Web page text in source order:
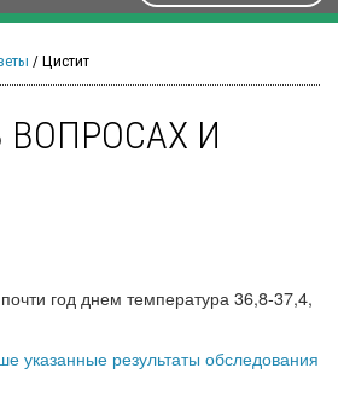
/ Цистит
ВОПРОСАХ И
год днем температура 36,8-37,4,
указанные результаты обследования